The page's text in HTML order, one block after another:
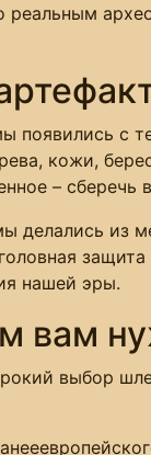
появились с
кожи,
– сберечь
делались из
нашей эры.
вам
выбор